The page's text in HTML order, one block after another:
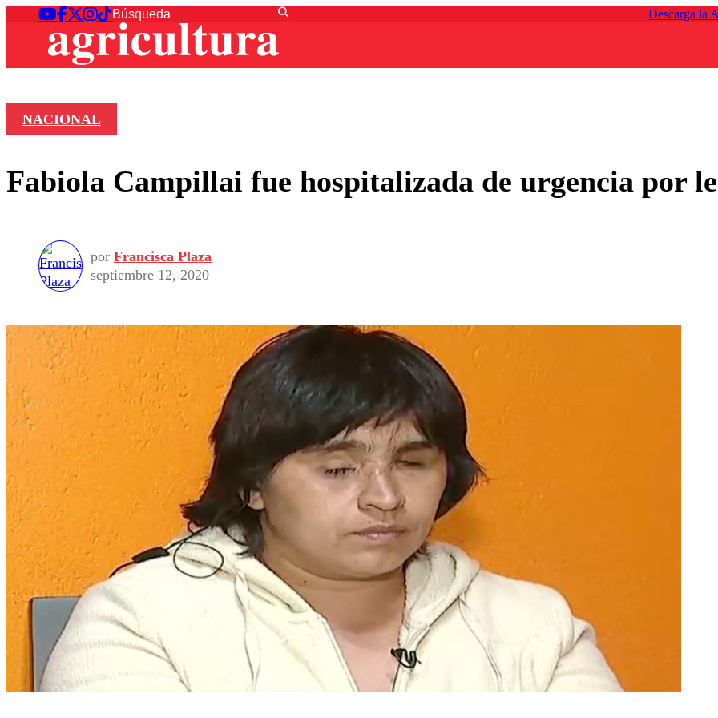
Descarga la
NACIONAL
Fabiola Campillai fue hospitalizada de urgencia por
por Francisca Plaza
septiembre 12, 2020